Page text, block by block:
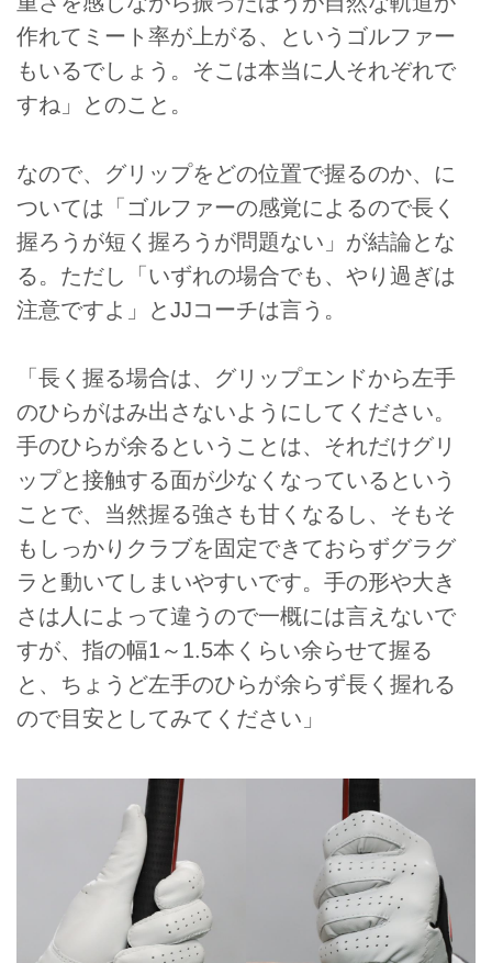
作れてミート率が上がる、というゴルファー
もいるでしょう。そこは本当に人それぞれで
すね」とのこと。
なので、グリップをどの位置で握るのか、に
ついては「ゴルファーの感覚によるので長く
握ろうが短く握ろうが問題ない」が結論とな
る。ただし「いずれの場合でも、やり過ぎは
注意ですよ」とJJコーチは言う。
「長く握る場合は、グリップエンドから左手
のひらがはみ出さないようにしてください。
手のひらが余るということは、それだけグリ
ップと接触する面が少なくなっているという
ことで、当然握る強さも甘くなるし、そもそ
もしっかりクラブを固定できておらずグラグ
ラと動いてしまいやすいです。手の形や大き
さは人によって違うので一概には言えないで
すが、指の幅1～1.5本くらい余らせて握る
と、ちょうど左手のひらが余らず長く握れる
ので目安としてみてください」